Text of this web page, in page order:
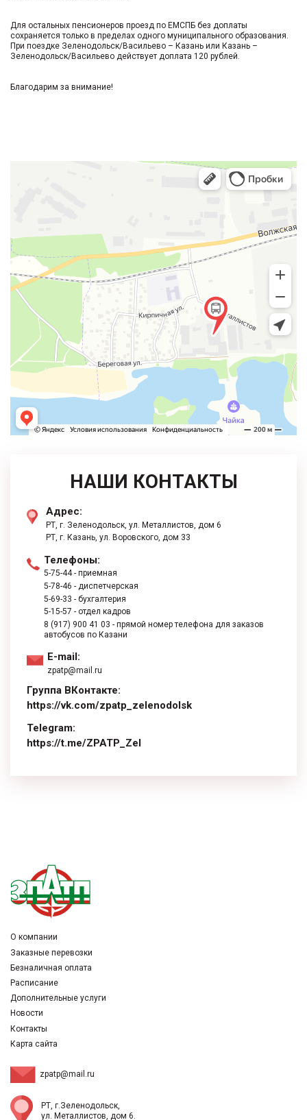
Для остальных пенсионеров проезд по ЕМСПБ без доплаты
сохраняется только в пределах одного муниципального образования.
При поездке Зеленодольск/Васильево – Казань или Казань –
Зеленодольск/Васильево действует доплата 120 рублей.
Благодарим за внимание!
НАШИ КОНТАКТЫ
Адрес:
РТ, г. Зеленодольск, ул. Металлистов, дом 6
РТ, г. ​Казань, ул. Воровского, дом 33
Телефоны:
5-75-44- приемная
5-78-46 - диспетчерская
5-69-33 - бухгалтерия
5-15-57 - отдел кадров
8 (917) 900 41 03 - прямой номер телефона для заказов
автобусов по Казани
E-mail:
zpatp@mail.ru
Группа ВКонтакте:
https://vk.com/zpatp_zelenodolsk
Telegram:
https://t.me/ZPATP_Zel
О компании
Заказные перевозки
Безналичная оплата
Расписание
Дополнительные услуги
Новости
Контакты
Карта сайта
zpatp@mail.ru
РТ, г.Зеленодольск,
ул. Металлистов, дом 6.